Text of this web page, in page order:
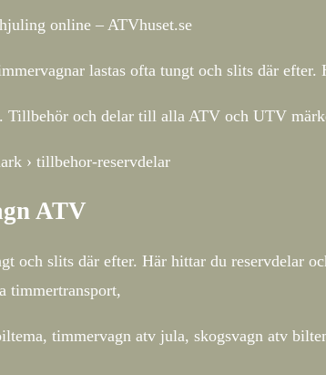
online – ATVhuset.se
lastas ofta tungt och slits där
och delar till alla ATV och UTV
› tillbehor-reservdelar
ATV
och slits där efter. Här hittar du reservdelar
timmertransport,
timmervagn atv jula, skogsvagn atv